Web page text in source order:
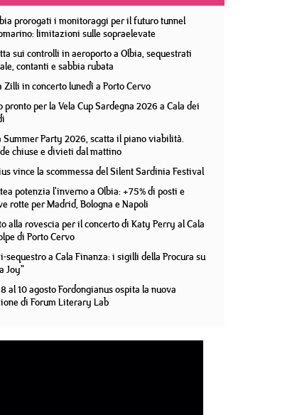
prorogati i monitoraggi per il futuro tunnel
limitazioni sulle sopraelevate
sui controlli in aeroporto a Olbia, sequestrati
contanti e sabbia rubata
Zilli in concerto lunedì a Porto Cervo
pronto per la Vela Cup Sardegna 2026 a Cala dei
Summer Party 2026, scatta il piano viabilità.
chiuse e divieti dal mattino
vince la scommessa del Silent Sardinia Festival
potenzia l'inverno a Olbia: +75% di posti e
rotte per Madrid, Bologna e Napoli
alla rovescia per il concerto di Katy Perry al Cala
di Porto Cervo
sequestro a Cala Finanza: i sigilli della Procura su
Joy"
al 10 agosto Fordongianus ospita la nuova
di Forum Literary Lab